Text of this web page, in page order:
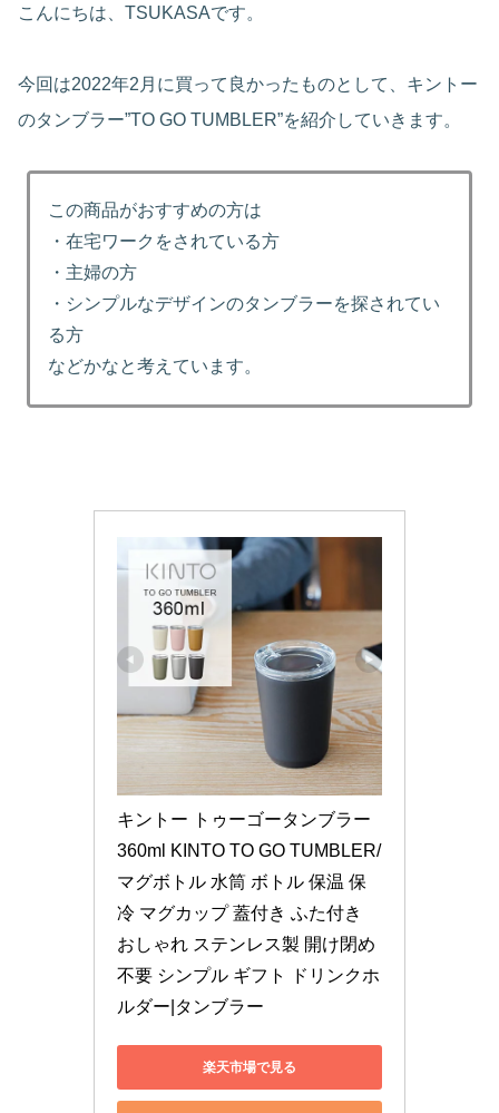
こんにちは、TSUKASAです。
今回は2022年2月に買って良かったものとして、キントー
のタンブラー”TO GO TUMBLER”を紹介していきます。
この商品がおすすめの方は
・在宅ワークをされている方
・主婦の方
・シンプルなデザインのタンブラーを探されてい
る方
などかなと考えています。
キントー トゥーゴータンブラー
360ml KINTO TO GO TUMBLER/
マグボトル 水筒 ボトル 保温 保
冷 マグカップ 蓋付き ふた付き
おしゃれ ステンレス製 開け閉め
不要 シンプル ギフト ドリンクホ
ルダー|タンブラー
楽天市場で見る